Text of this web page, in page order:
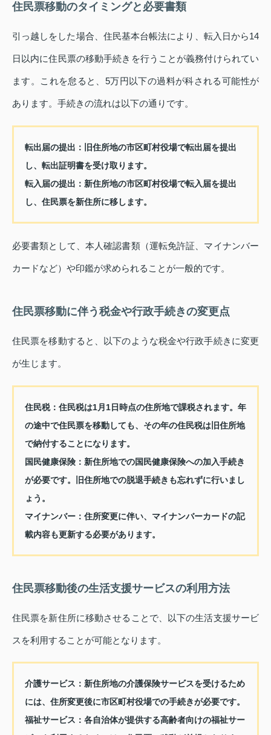
住民票移動のタイミングと必要書類
引っ越しをした場合、住民基本台帳法により、転入日から14
日以内に住民票の移動手続きを行うことが義務付けられてい
ます。これを怠ると、5万円以下の過料が科される可能性が
あります。手続きの流れは以下の通りです。
転出届の提出：
旧住所地の市区町村役場で転出届を提出
し、転出証明書を受け取ります。
転入届の提出： 新住所地の市区町村役場で転入届を提出
し、住民票を新住所に移します。
必要書類として、本人確認書類（運転免許証、マイナンバー
カードなど）や印鑑が求められることが一般的です。
住民票移動に伴う税金や行政手続きの変更点
住民票を移動すると、以下のような税金や行政手続きに変更
が生じます。
住民税： 住民税は1月1日時点の住所地で課税されます。年
の途中で住民票を移動しても、その年の住民税は旧住所地
で納付することになります。
国民健康保険： 新住所地での国民健康保険への加入手続き
が必要です。旧住所地での脱退手続きも忘れずに行いまし
ょう。
マイナンバー： 住所変更に伴い、マイナンバーカードの記
載内容も更新する必要があります。
住民票移動後の生活支援サービスの利用方法
住民票を新住所に移動させることで、以下の生活支援サービ
スを利用することが可能となります。
介護サービス： 新住所地の介護保険サービスを受けるため
には、住所変更後に市区町村役場での手続きが必要です。
福祉サービス： 各自治体が提供する高齢者向けの福祉サー